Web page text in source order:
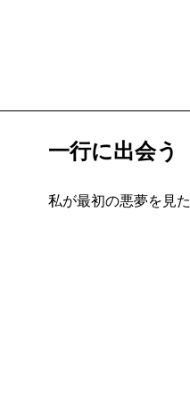
けにとどまらない重
んでいる間の感覚と
一行に出会う
私が最初の悪夢を見